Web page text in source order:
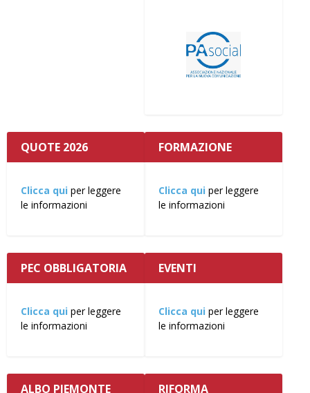
QUOTE 2026
Clicca qui per leggere
le informazioni
FORMAZIONE
Clicca qui per leggere
le informazioni
PEC OBBLIGATORIA
Clicca qui per leggere
le informazioni
EVENTI
Clicca qui per leggere
le informazioni
ALBO PIEMONTE
RIFORMA